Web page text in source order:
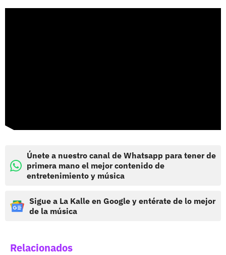
Únete a nuestro canal de Whatsapp para tener de
primera mano el mejor contenido de
entretenimiento y música
Sigue a La Kalle en Google y entérate de lo mejor
de la música
Relacionados